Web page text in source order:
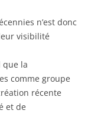
n’est donc
visibilité
que la
comme groupe
récente
et de